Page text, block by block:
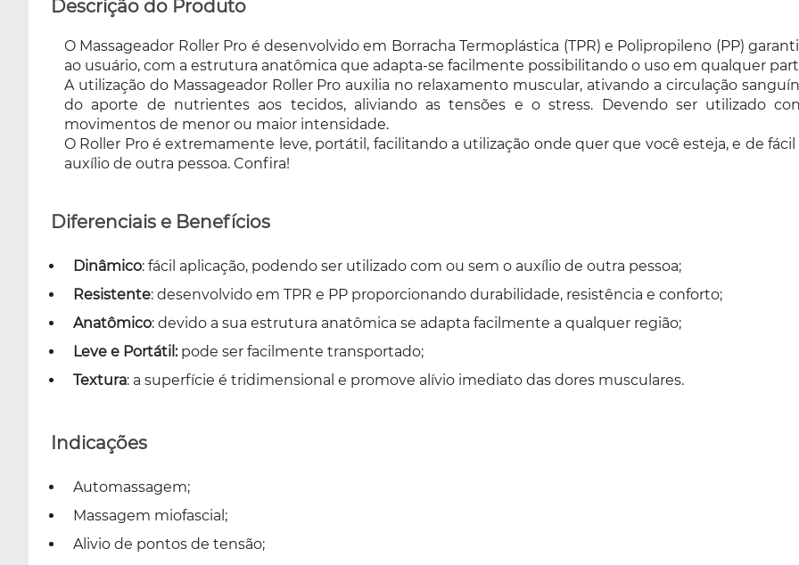
Descrição do Produto
O Massageador Roller Pro é desenvolvido em Borracha Termoplástica (TPR) e Polipropileno (PP)
ao usuário, com a estrutura anatômica que adapta-se facilmente possibilitando o uso em qualquer
A utilização do Massageador Roller Pro auxilia no relaxamento muscular, ativando a circulação
do aporte de nutrientes aos tecidos, aliviando as tensões e o stress. Devendo ser utilizado
movimentos de menor ou maior intensidade.
O Roller Pro é extremamente leve, portátil, facilitando a utilização onde quer que você esteja, e de
auxílio de outra pessoa. Confira!
Diferenciais e Benefícios
Dinâmico: fácil aplicação, podendo ser utilizado com ou sem o auxílio de outra pessoa;
Resistente: desenvolvido em TPR e PP proporcionando durabilidade, resistência e conforto;
Anatômico: devido a sua estrutura anatômica se adapta facilmente a qualquer região;
Leve e Portátil: pode ser facilmente transportado;
Textura: a superfície é tridimensional e promove alívio imediato das dores musculares.
Indicações
Automassagem;
Massagem miofascial;
Alivio de pontos de tensão;